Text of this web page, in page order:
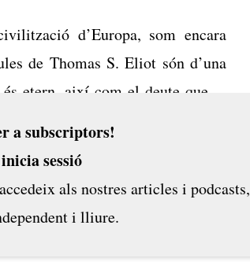
d’Europa, som encara
de Thomas S. Eliot són d’una
etern, així com el deute que hi
pels camins que va obrir.
a subscriptors!
inicia sessió
als nostres articles i podcasts,
i lliure.